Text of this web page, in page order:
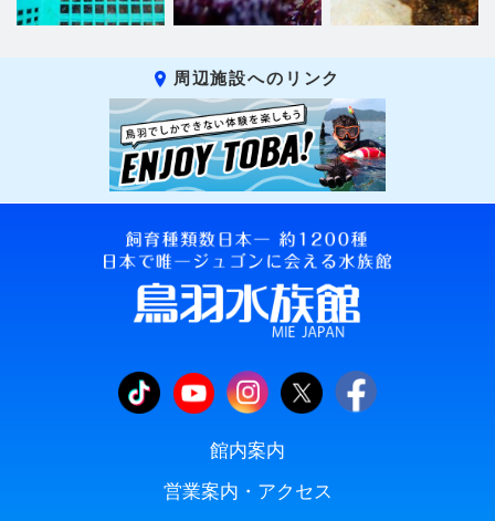
周辺施設へのリンク
館内案内
営業案内・アクセス